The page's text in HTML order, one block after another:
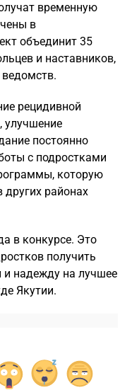
временную
в
объединит 35
и наставников,
рецидивной
улучшение
постоянно
с подростками
которую
районах
в конкурсе. Это
получить
надежду на лучшее
Якутии.